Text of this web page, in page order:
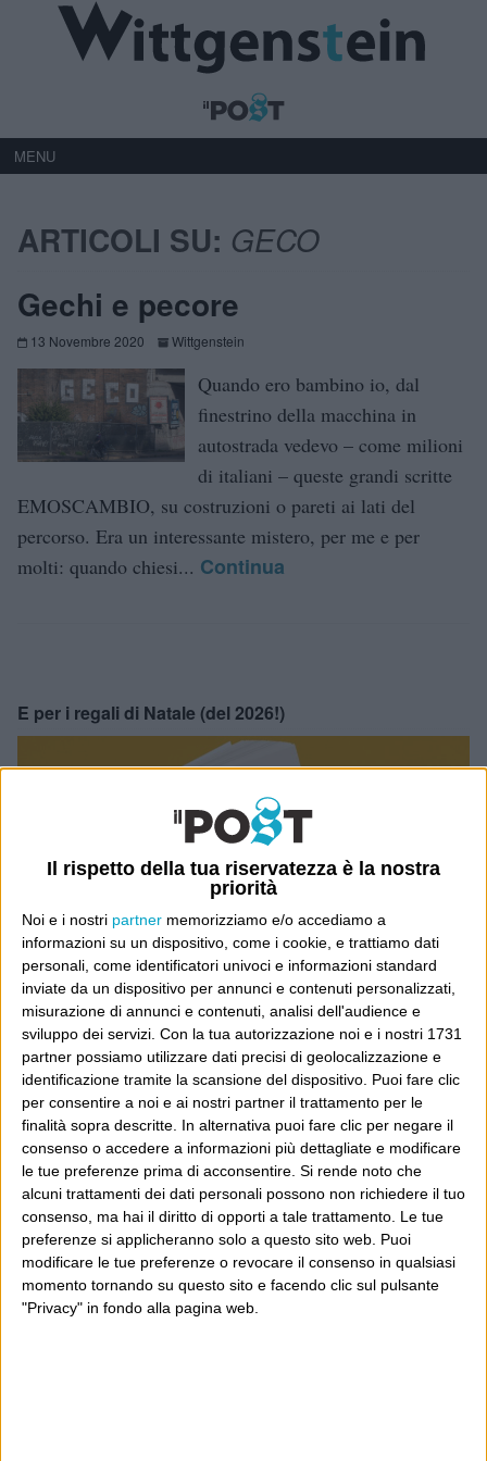
Il rispetto della tua riservatezza è la nostra
priorità
Noi e i nostri partner memorizziamo e/o accediamo a
informazioni su un dispositivo, come i cookie, e trattiamo dati
personali, come identificatori univoci e informazioni standard
inviate da un dispositivo per annunci e contenuti personalizzati,
misurazione di annunci e contenuti, analisi dell'audience e
sviluppo dei servizi. Con la tua autorizzazione noi e i nostri 1731
partner possiamo utilizzare dati precisi di geolocalizzazione e
identificazione tramite la scansione del dispositivo. Puoi fare clic
per consentire a noi e ai nostri partner il trattamento per le
finalità sopra descritte. In alternativa puoi fare clic per negare il
consenso o accedere a informazioni più dettagliate e modificare
le tue preferenze prima di acconsentire. Si rende noto che
alcuni trattamenti dei dati personali possono non richiedere il tuo
consenso, ma hai il diritto di opporti a tale trattamento. Le tue
preferenze si applicheranno solo a questo sito web. Puoi
modificare le tue preferenze o revocare il consenso in qualsiasi
momento tornando su questo sito e facendo clic sul pulsante
"Privacy" in fondo alla pagina web.
MENU
ARTICOLI SU: GECO
Gechi e pecore
13 Novembre 2020 Wittgenstein
Quando ero bambino io, dal
finestrino della macchina in
autostrada vedevo – come milioni
di italiani – queste grandi scritte
EMOSCAMBIO, su costruzioni o pareti ai lati del
percorso. Era un interessante mistero, per me e per
molti: quando chiesi... Continua
E per i regali di Natale (del 2026!)